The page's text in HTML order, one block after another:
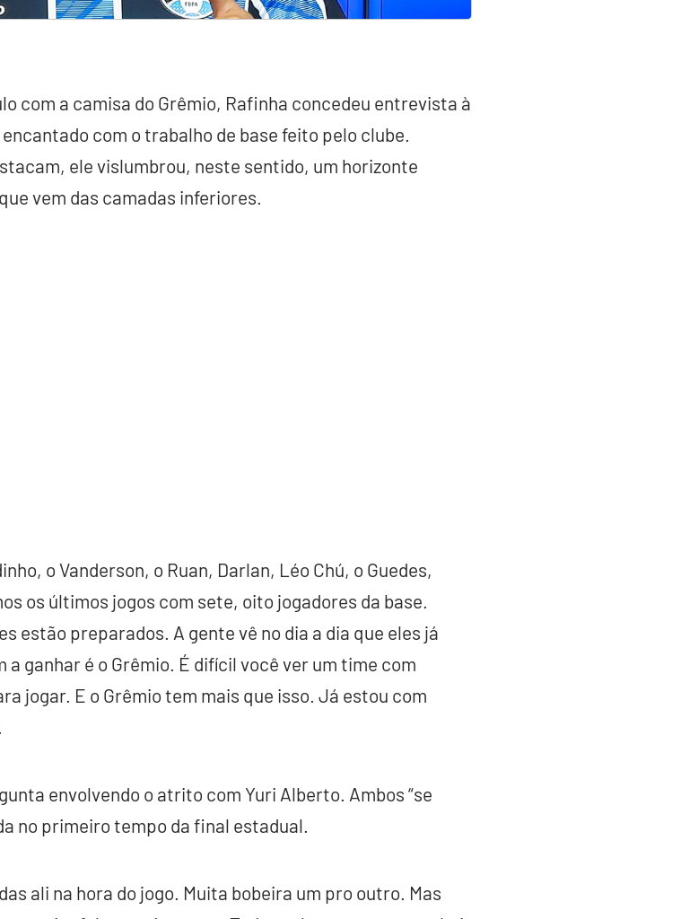
com a camisa do Grêmio, Rafinha concedeu entrevista à
com o trabalho de base feito pelo clube.
ele vislumbrou, neste sentido, um horizonte
vem das camadas inferiores.
o Vanderson, o Ruan, Darlan, Léo Chú, o Guedes,
os últimos jogos com sete, oito jogadores da base.
estão preparados. A gente vê no dia a dia que eles já
ganhar é o Grêmio. É difícil você ver um time com
jogar. E o Grêmio tem mais que isso. Já estou com
envolvendo o atrito com Yuri Alberto. Ambos “se
no primeiro tempo da final estadual.
ali na hora do jogo. Muita bobeira um pro outro. Mas